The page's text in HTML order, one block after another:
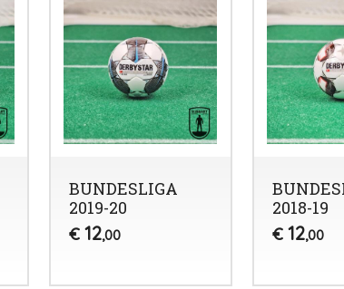
BUNDESLIGA
2019-20
€ 12,00
2018-19
€ 12,00